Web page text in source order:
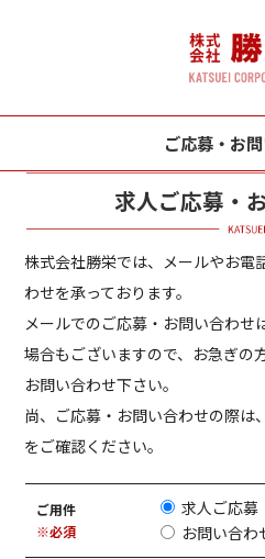
ご応募・お
求人ご応募・
株式会社勝栄では、メールやお電
わせを承っております。
メールでのご応募・お問い合わせ
場合もございますので、お急ぎの
お問い合わせ下さい。
尚、ご応募・お問い合わせの際は
をご確認ください。
ご用件
※必須
求人ご応募
お問い合わ